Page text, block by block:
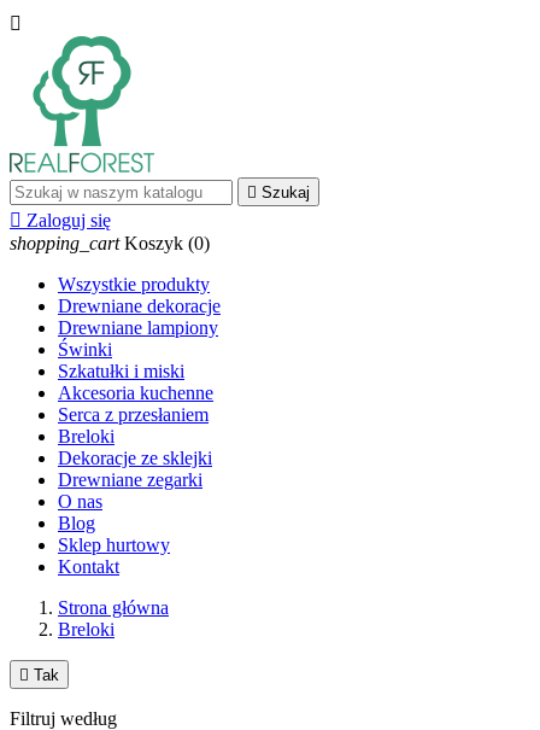

 Szukaj
 Zaloguj się
shopping_cart Koszyk (0)
Wszystkie produkty
Drewniane dekoracje
Drewniane lampiony
Świnki
Szkatułki i miski
Akcesoria kuchenne
Serca z przesłaniem
Breloki
Dekoracje ze sklejki
Drewniane zegarki
O nas
Blog
Sklep hurtowy
Kontakt
Strona główna
Breloki
 Tak
Filtruj według